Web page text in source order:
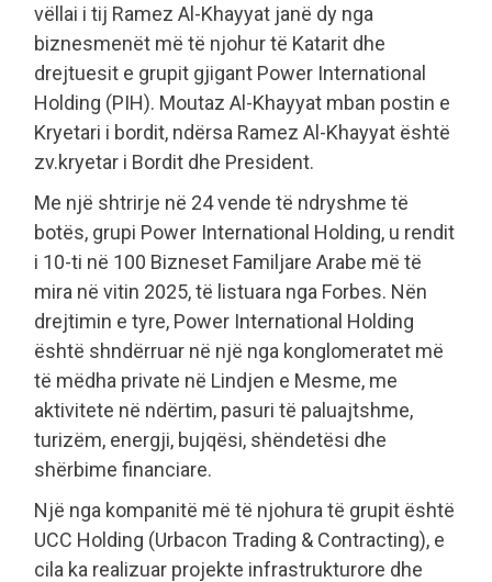
vëllai i tij Ramez Al-Khayyat janë dy nga
biznesmenët më të njohur të Katarit dhe
drejtuesit e grupit gjigant Power International
Holding (PIH). Moutaz Al-Khayyat mban postin e
Kryetari i bordit, ndërsa Ramez Al-Khayyat është
zv.kryetar i Bordit dhe President.
Me një shtrirje në 24 vende të ndryshme të
botës, grupi Power International Holding, u rendit
i 10-ti në 100 Bizneset Familjare Arabe më të
mira në vitin 2025, të listuara nga Forbes. Nën
drejtimin e tyre, Power International Holding
është shndërruar në një nga konglomeratet më
të mëdha private në Lindjen e Mesme, me
aktivitete në ndërtim, pasuri të paluajtshme,
turizëm, energji, bujqësi, shëndetësi dhe
shërbime financiare.
Një nga kompanitë më të njohura të grupit është
UCC Holding (Urbacon Trading & Contracting), e
cila ka realizuar projekte infrastrukturore dhe